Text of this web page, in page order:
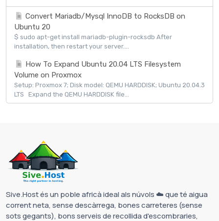
Convert Mariadb/Mysql InnoDB to RocksDB on
Ubuntu 20
$ sudo apt-get install mariadb-plugin-rocksdb After
installation, then restart your server....
How To Expand Ubuntu 20.04 LTS Filesystem
Volume on Proxmox
Setup: Proxmox 7; Disk model: QEMU HARDDISK; Ubuntu 20.04.3
LTS Expand the QEMU HARDDISK file...
Sive.Host és un poble africà ideal als núvols ☁️ que té aigua
corrent neta, sense descàrrega, bones carreteres (sense
sots gegants), bons serveis de recollida d'escombraries,